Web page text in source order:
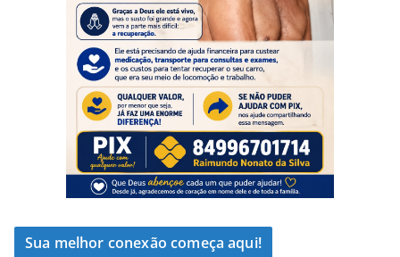
Sua melhor conexão começa aqui!